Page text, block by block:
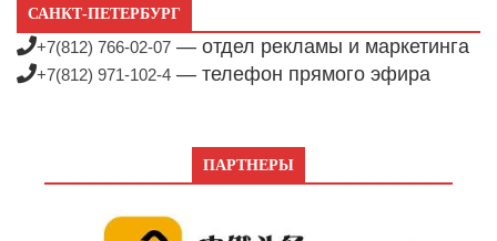
САНКТ-ПЕТЕРБУРГ
+7(812) 766-02-07 — отдел рекламы и маркетинга
+7(812) 971-102-4 — телефон прямого эфира
ПАРТНЕРЫ